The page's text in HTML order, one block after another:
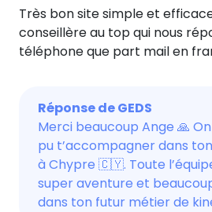
Très bon site simple et
conseillère au top qui nous
téléphone que part mail en
Réponse de GEDS
Merci beaucoup Ange 🙏
pu t’accompagner dans
à Chypre 🇨🇾. Toute
super aventure et
dans ton futur métier de